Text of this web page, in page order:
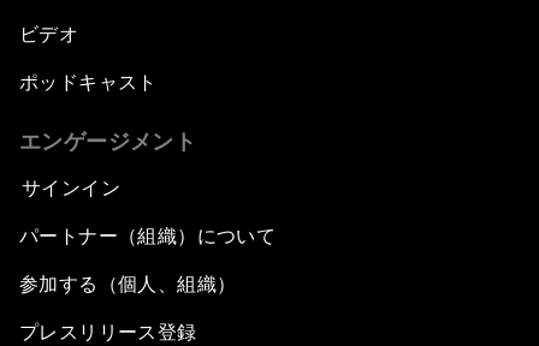
ビデオ
ポッドキャスト
エンゲージメント
サインイン
パートナー（組織）について
参加する（個人、組織）
プレスリリース登録